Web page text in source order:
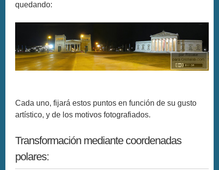
quedando:
Cada uno, fijará estos puntos en función de su gusto
artístico, y de los motivos fotografiados.
Transformación mediante coordenadas
polares: